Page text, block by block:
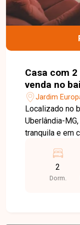
Entre em
sua visita!
Casa com
venda no
Uberlândia-
Jardim
Localizado no
Uberlândia-
tranquila e em
proporciona
sendo uma
2
Dorm.